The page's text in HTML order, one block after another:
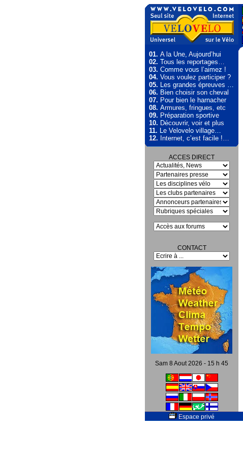
01.A la Une, Aujourd’hui
02.Tous les reportages…
03.Comme vous l’aimez !
04.Vous voulez participer ?
05.Les grandes épreuves …
06.Bien choisir son cheval
07.Pour bien le harnacher
08.Armures, fringues, etc
09.Préparation sportive
10.Découvrir, voir et plus
11.Le Velovelo village…
12.Internet, c’est facile !…
ACCES DIRECT
CONTACT
Sam 8 Aout 2026 - 15 h 45
Espace privé